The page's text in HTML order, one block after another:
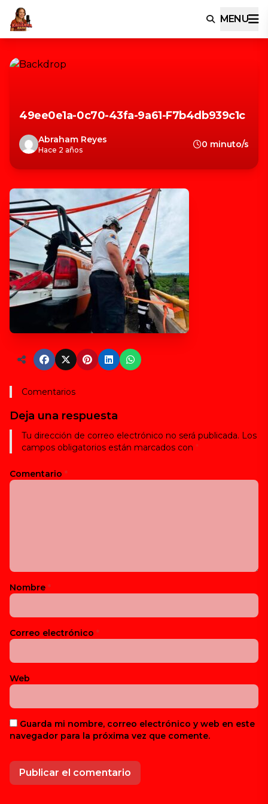
MENU
49ee0e1a-0c70-43fa-9a61-F7b4db939c1c
Abraham Reyes
Hace 2 años
0 minuto/s
Comentarios
Deja una respuesta
Tu dirección de correo electrónico no será publicada. Los
campos obligatorios están marcados con *
Comentario *
Nombre *
Correo electrónico *
Web
Guarda mi nombre, correo electrónico y web en este
navegador para la próxima vez que comente.